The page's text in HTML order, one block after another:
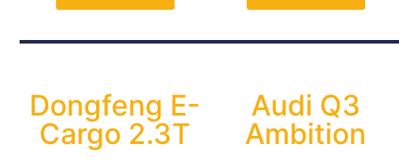
Dongfeng E-
Cargo 2.3T
Audi Q3
Ambition